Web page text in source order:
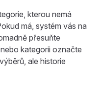
kterou nemá
má, systém vás na
přesuňte
kategorii označte
ale historie